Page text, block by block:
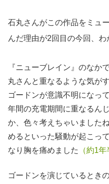
石丸さんがこの作品をミュ
んだ理由が2回目の今回、わ
『ニューブレイン』のなか
丸さんと重なるような気が
ゴードンが意識不明になっ
年間の充電期間に重なるん
か、色々考えちゃいました
めるといった騒動が起こっ
なり胸を痛めました
（約1
ゴードンを演じているとき